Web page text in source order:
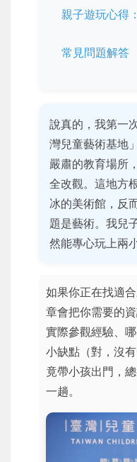
親子遊玩心得
常見問題解答
說真的，我第一
灣兒童藝術基地
嚴肅的教育場所
全改觀。這地方
冰的美術館，反
題是藝術。我兒
然能專心玩上兩
如果你正在找適
章會把你需要的
實際參觀經驗、
小缺點（對，沒
竟帶小孩出門，
一趟。